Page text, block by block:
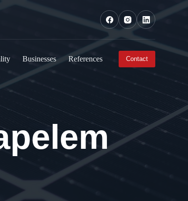
Businesses References Contact